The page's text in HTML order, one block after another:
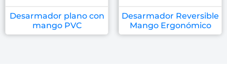
Desarmador plano con
mango PVC
Desarmador Reversible
Mango Ergonómico